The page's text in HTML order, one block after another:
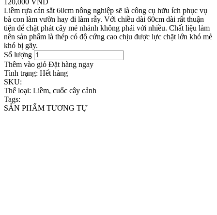
Liềm rựa cán sắt 60cm nông nghiệp sẽ là công cụ hữu ích phục vụ
bà con làm vườn hay đi làm rẫy. Với chiều dài 60cm dài rất thuận
tiện để chặt phát cây mé nhánh không phải với nhiều. Chất liệu làm
nên sản phẩm là thép có độ cứng cao chịu được lực chặt lớn khó mẻ
khó bị gãy.
Số lượng
Thêm vào giỏ Đặt hàng ngay
Tình trạng: Hết hàng
SKU:
Thể loại: Liềm, cuốc cây cảnh
Tags:
SẢN PHẨM TƯƠNG TỰ